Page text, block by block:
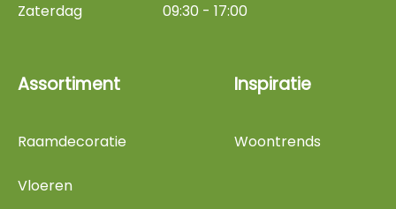
Zaterdag
09:30 - 17:00
Assortiment
Raamdecoratie
Vloeren
Inspiratie
Woontrends